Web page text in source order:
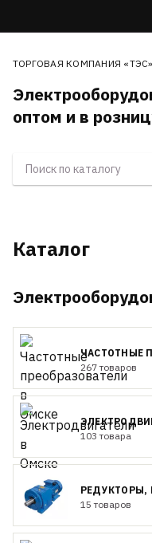
ТОРГОВАЯ КОМПАНИЯ «ТЭС»
оптом и в
Каталог
ЧАСТОТНЫЕ
267 товаров
103 товара
РЕДУКТОРЫ,
15 товаров